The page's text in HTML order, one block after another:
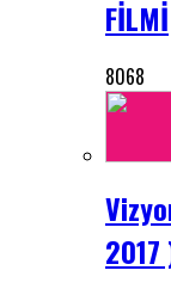
FİLMİ
8068
2017